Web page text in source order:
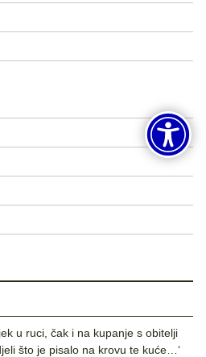
u ruci, čak i na kupanje s obitelji
što je pisalo na krovu te kuće…‘